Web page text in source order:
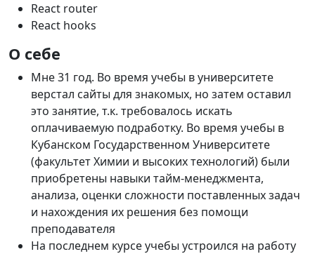
React router
React hooks
О себе
Мне 31 год. Во время учебы в университете
верстал сайты для знакомых, но затем оставил
это занятие, т.к. требовалось искать
оплачиваемую подработку. Во время учебы в
Кубанском Государственном Университете
(факультет Химии и высоких технологий) были
приобретены навыки тайм-менеджмента,
анализа, оценки сложности поставленных задач
и нахождения их решения без помощи
преподавателя
На последнем курсе учебы устроился на работу